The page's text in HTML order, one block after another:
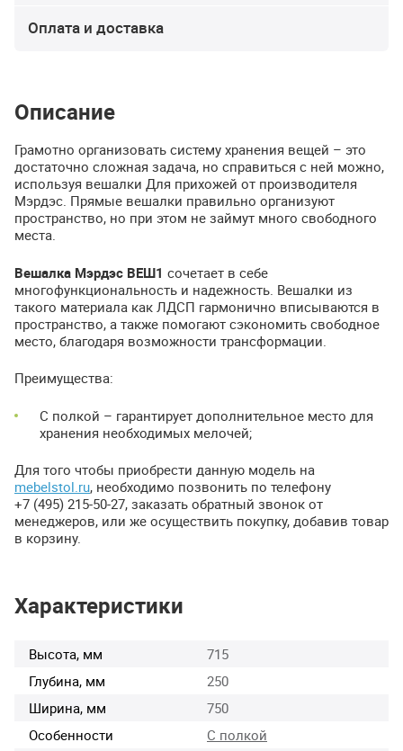
Оплата и доставка
Описание
Грамотно организовать систему хранения вещей – это
достаточно сложная задача, но справиться с ней можно,
используя вешалки Для прихожей от производителя
Мэрдэс. Прямые вешалки правильно организуют
пространство, но при этом не займут много свободного
места.
Вешалка Мэрдэс ВЕШ1 сочетает в себе
многофункциональность и надежность. Вешалки из
такого материала как ЛДСП гармонично вписываются в
пространство, а также помогают сэкономить свободное
место, благодаря возможности трансформации.
Преимущества:
С полкой – гарантирует дополнительное место для
хранения необходимых мелочей;
Для того чтобы приобрести данную модель на
mebelstol.ru, необходимо позвонить по телефону
+7 (495) 215-50-27, заказать обратный звонок от
менеджеров, или же осуществить покупку, добавив товар
в корзину.
Характеристики
Высота, мм
715
Глубина, мм
250
Ширина, мм
750
Особенности
С полкой